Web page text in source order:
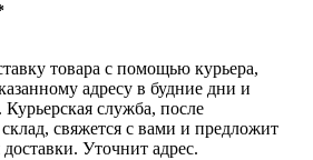
товара с помощью курьера,
адресу в будние дни и
служба, после
свяжется с вами и предложит
Уточнит адрес.